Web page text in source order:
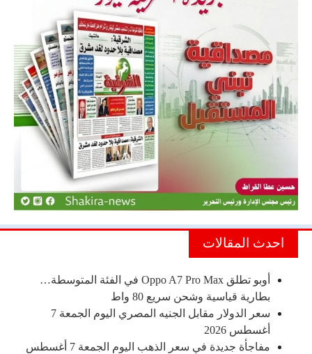
احدث المقالات
أوبو تطلق Oppo A7 Pro Max في الفئة المتوسطة…
بطارية قياسية وشحن سريع 80 واط
سعر الدولار مقابل الجنيه المصري اليوم الجمعة 7
أغسطس 2026
مفاجأة جديدة في سعر الذهب اليوم الجمعة 7 أغسطس